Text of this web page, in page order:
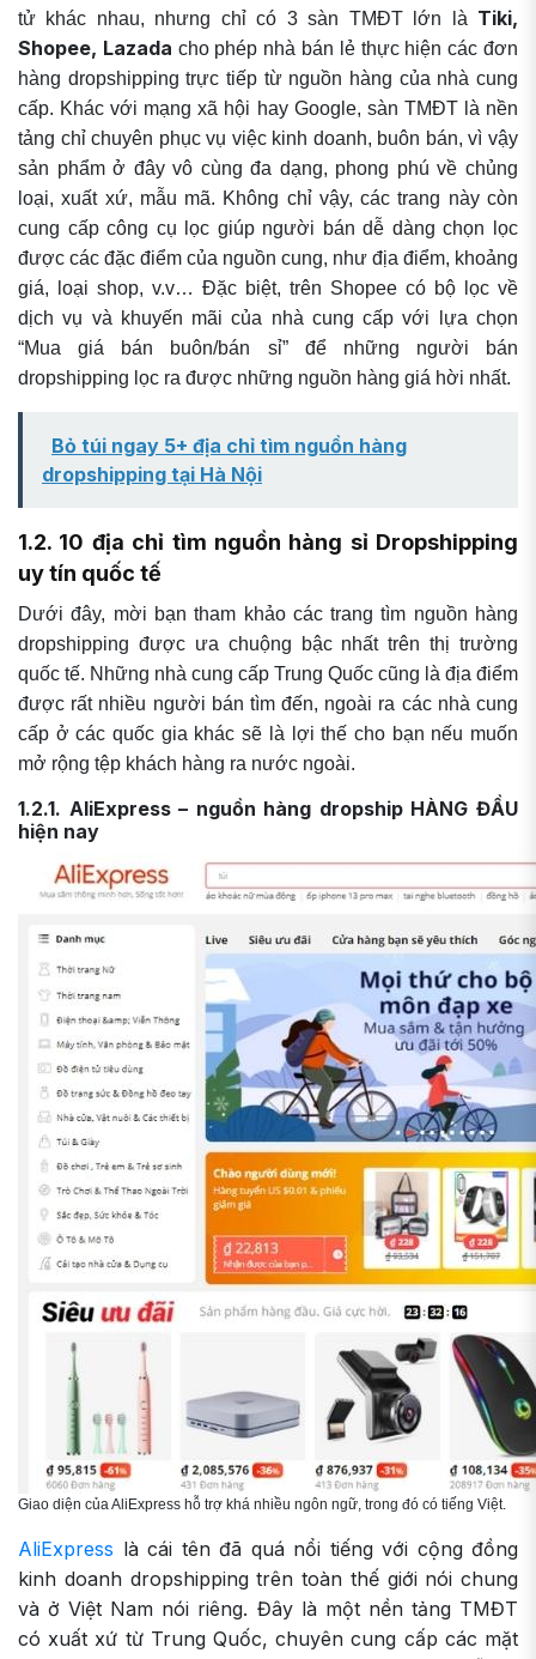
tử khác nhau, nhưng chỉ có 3 sàn TMĐT lớn là Tiki,
Shopee, Lazada cho phép nhà bán lẻ thực hiện các đơn
hàng dropshipping trực tiếp từ nguồn hàng của nhà cung
cấp. Khác với mạng xã hội hay Google, sàn TMĐT là nền
tảng chỉ chuyên phục vụ việc kinh doanh, buôn bán, vì vậy
sản phẩm ở đây vô cùng đa dạng, phong phú về chủng
loại, xuất xứ, mẫu mã. Không chỉ vậy, các trang này còn
cung cấp công cụ lọc giúp người bán dễ dàng chọn lọc
được các đặc điểm của nguồn cung, như địa điểm, khoảng
giá, loại shop, v.v… Đặc biệt, trên Shopee có bộ lọc về
dịch vụ và khuyến mãi của nhà cung cấp với lựa chọn
“Mua giá bán buôn/bán sỉ” để những người bán
dropshipping lọc ra được những nguồn hàng giá hời nhất.
Bỏ túi ngay 5+ địa chỉ tìm nguồn hàng
dropshipping tại Hà Nội
1.2. 10 địa chỉ tìm nguồn hàng sỉ Dropshipping
uy tín quốc tế
Dưới đây, mời bạn tham khảo các trang tìm nguồn hàng
dropshipping được ưa chuộng bậc nhất trên thị trường
quốc tế. Những nhà cung cấp Trung Quốc cũng là địa điểm
được rất nhiều người bán tìm đến, ngoài ra các nhà cung
cấp ở các quốc gia khác sẽ là lợi thế cho bạn nếu muốn
mở rộng tệp khách hàng ra nước ngoài.
1.2.1. AliExpress – nguồn hàng dropship HÀNG ĐẦU
hiện nay
Giao diện của AliExpress hỗ trợ khá nhiều ngôn ngữ, trong đó có tiếng Việt.
AliExpress là cái tên đã quá nổi tiếng với cộng đồng
kinh doanh dropshipping trên toàn thế giới nói chung
và ở Việt Nam nói riêng. Đây là một nền tảng TMĐT
có xuất xứ từ Trung Quốc, chuyên cung cấp các mặt